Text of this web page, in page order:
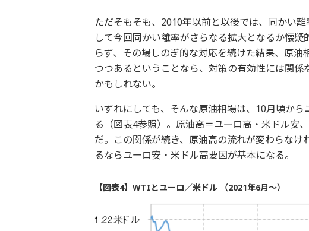
ただそもそも、2010年以前と以後では、同かい
して今回同かい離率がさらなる拡大となるか懐
らず、その場しのぎ的な対応を続けた結果、原
つつあるということなら、対策の有効性には関
かもしれない。
いずれにしても、そんな原油相場は、10月頃か
る（図表4参照）。原油高＝ユーロ高・米ドル安
だ。この関係が続き、原油高の流れが変わらな
るならユーロ安・米ドル高要因が基本になる。
【図表4】WTIとユーロ／米ドル （2021年6月～）